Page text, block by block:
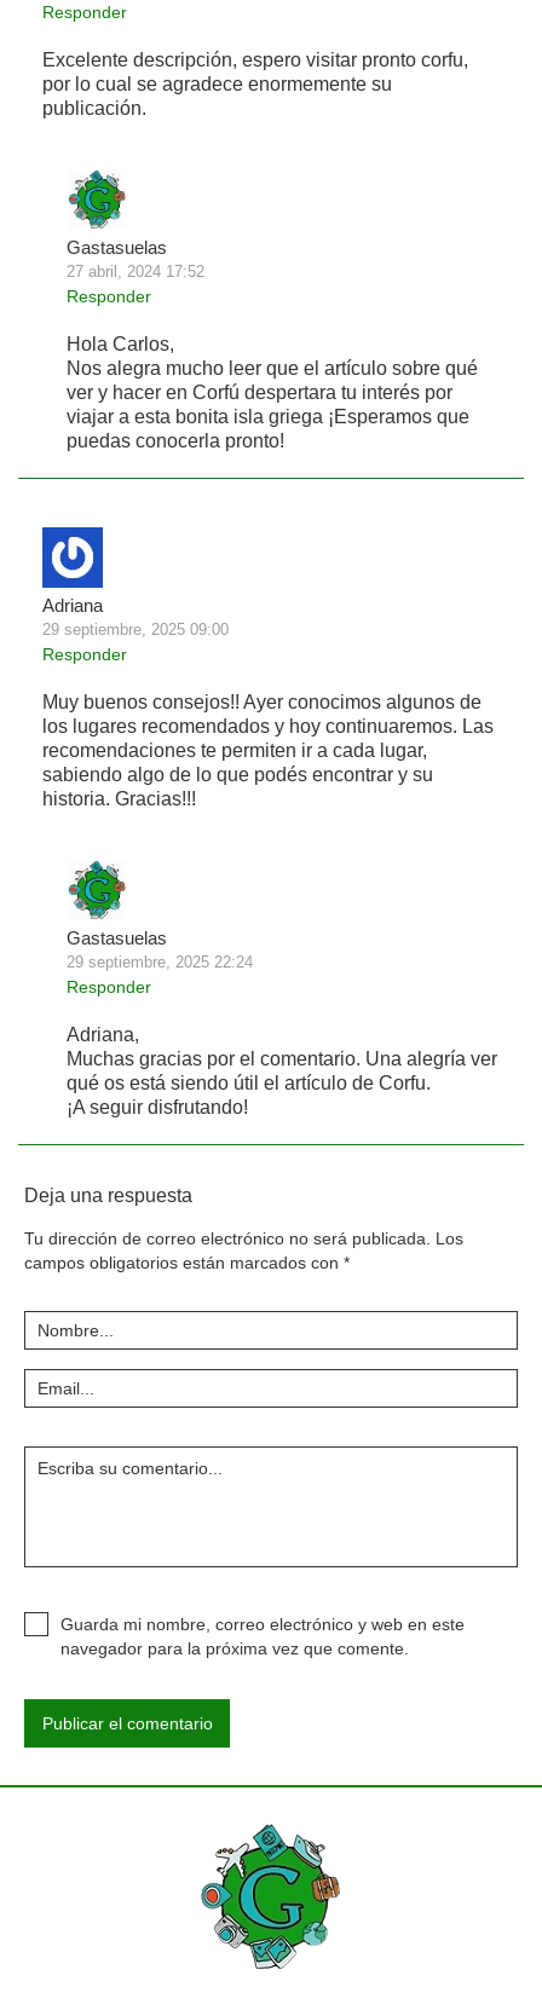
Responder
Excelente descripción, espero visitar pronto corfu,
por lo cual se agradece enormemente su
publicación.
Gastasuelas
27 abril, 2024 17:52
Responder
Hola Carlos,
Nos alegra mucho leer que el artículo sobre qué
ver y hacer en Corfú despertara tu interés por
viajar a esta bonita isla griega ¡Esperamos que
puedas conocerla pronto!
Adriana
29 septiembre, 2025 09:00
Responder
Muy buenos consejos!! Ayer conocimos algunos de
los lugares recomendados y hoy continuaremos. Las
recomendaciones te permiten ir a cada lugar,
sabiendo algo de lo que podés encontrar y su
historia. Gracias!!!
Gastasuelas
29 septiembre, 2025 22:24
Responder
Adriana,
Muchas gracias por el comentario. Una alegría ver
qué os está siendo útil el artículo de Corfu.
¡A seguir disfrutando!
Deja una respuesta
Tu dirección de correo electrónico no será publicada.
Los
campos obligatorios están marcados con *
Guarda mi nombre, correo electrónico y web en este
navegador para la próxima vez que comente.